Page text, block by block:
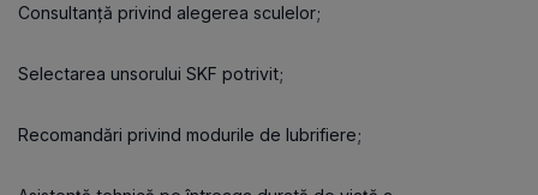
Consultanță privind alegerea sculelor;
Selectarea unsorului SKF potrivit;
Recomandări privind modurile de lubrifiere;